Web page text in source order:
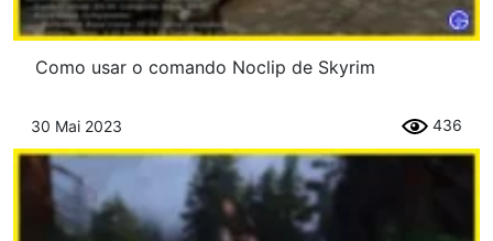
Como usar o comando Noclip de Skyrim
30 Mai 2023 436